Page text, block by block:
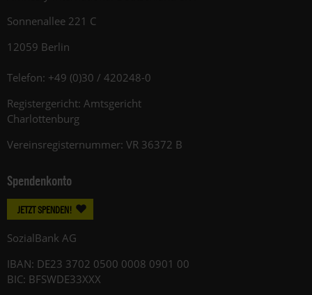
Sonnenallee 221 C
12059 Berlin
Telefon: +49 (0)30 / 420248-0
Registergericht: Amtsgericht
Charlottenburg
Vereinsregisternummer: VR 36372 B
Spendenkonto
JETZT SPENDEN!
SozialBank AG
IBAN: DE23 3702 0500 0008 0901 00
BIC: BFSWDE33XXX